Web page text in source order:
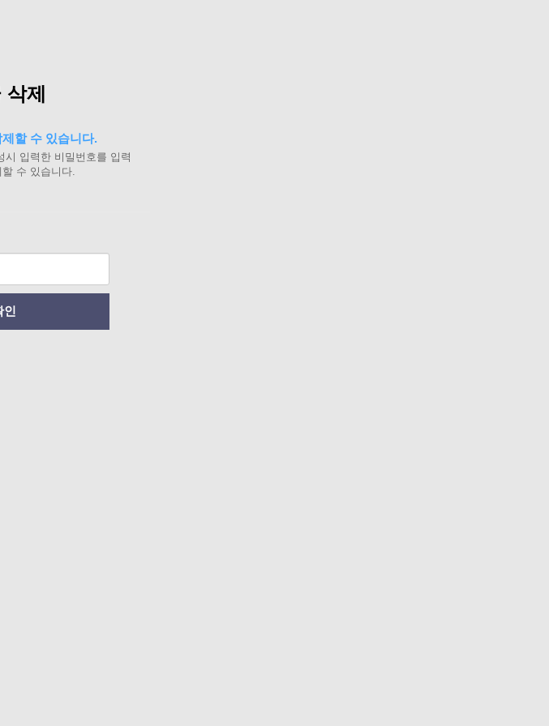
제
할 수 있습니다.
시 입력한 비밀번호를 입력
수 있습니다.